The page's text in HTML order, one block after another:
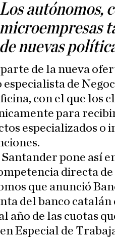
Los autónomos,
de nuevas
de la nueva
de
con el que los
para
especializados o
pone así
directa
que anunció
del banco
año de las cuotas
Especial de